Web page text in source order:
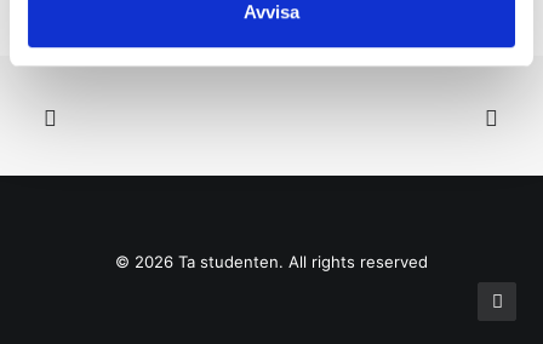
Avvisa
CUSTOMIZE
Studentskylt 50x70cm Sweden
© 2026 Ta studenten. All rights reserved